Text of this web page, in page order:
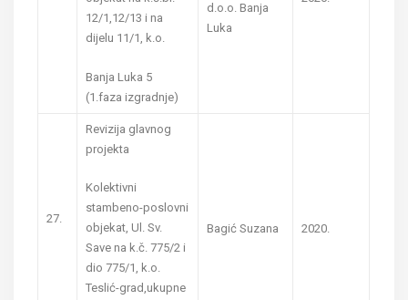
12/1,12/13 i na
dijelu 11/1, k.o.
Banja Luka 5
(1.faza izgradnje)
d.o.o. Banja
Luka
27.
Revizija glavnog
projekta
Kolektivni
stambeno-poslovni
objekat, Ul. Sv.
Save na k.č. 775/2 i
dio 775/1, k.o.
Teslić-grad,ukupne
Bagić Suzana 2020.